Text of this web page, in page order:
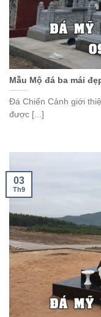
Mẫu Mộ đá ba mái
Đá Chiến Cảnh giới
được [...]
03
Th9